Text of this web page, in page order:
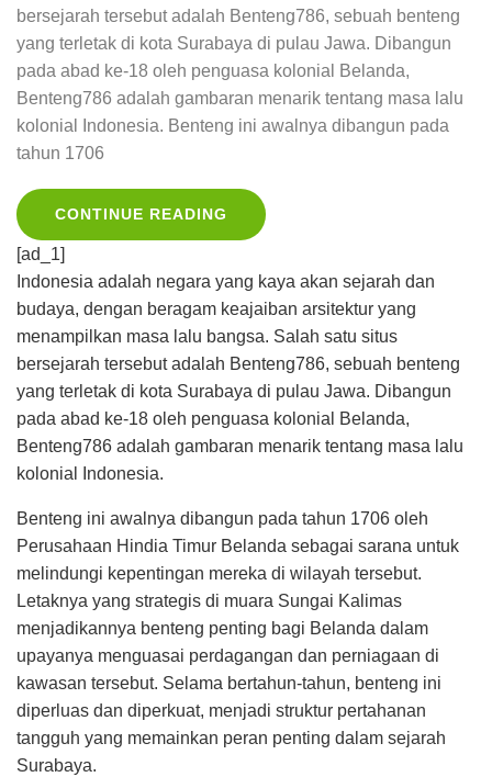
bersejarah tersebut adalah Benteng786, sebuah benteng
yang terletak di kota Surabaya di pulau Jawa. Dibangun
pada abad ke-18 oleh penguasa kolonial Belanda,
Benteng786 adalah gambaran menarik tentang masa lalu
kolonial Indonesia. Benteng ini awalnya dibangun pada
tahun 1706
CONTINUE READING
[ad_1]
Indonesia adalah negara yang kaya akan sejarah dan
budaya, dengan beragam keajaiban arsitektur yang
menampilkan masa lalu bangsa. Salah satu situs
bersejarah tersebut adalah Benteng786, sebuah benteng
yang terletak di kota Surabaya di pulau Jawa. Dibangun
pada abad ke-18 oleh penguasa kolonial Belanda,
Benteng786 adalah gambaran menarik tentang masa lalu
kolonial Indonesia.
Benteng ini awalnya dibangun pada tahun 1706 oleh
Perusahaan Hindia Timur Belanda sebagai sarana untuk
melindungi kepentingan mereka di wilayah tersebut.
Letaknya yang strategis di muara Sungai Kalimas
menjadikannya benteng penting bagi Belanda dalam
upayanya menguasai perdagangan dan perniagaan di
kawasan tersebut. Selama bertahun-tahun, benteng ini
diperluas dan diperkuat, menjadi struktur pertahanan
tangguh yang memainkan peran penting dalam sejarah
Surabaya.